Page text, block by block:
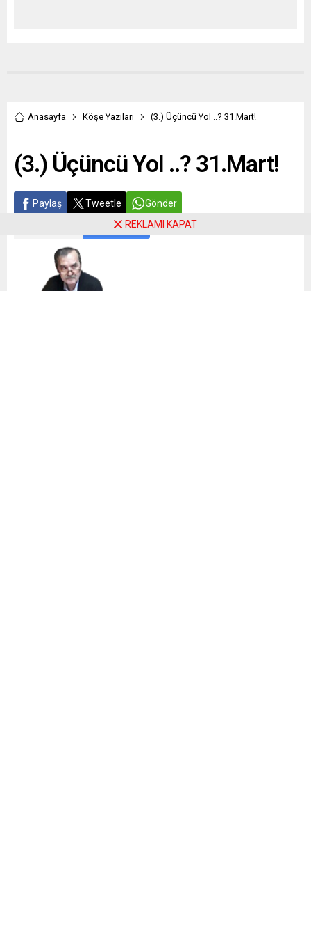
Anasayfa Köşe Yazıları (3.) Üçüncü Yol ..? 31.Mart!
(3.) Üçüncü Yol ..? 31.Mart!
Paylaş Tweetle Gönder
ABONE OLREKLAMI KAPAT